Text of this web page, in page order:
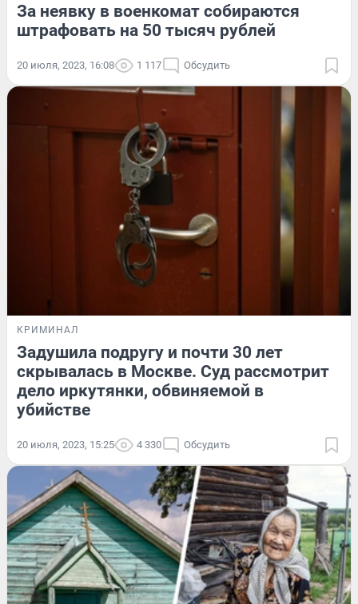
За неявку в военкомат собираются
штрафовать на 50 тысяч рублей
20 июля, 2023, 16:08 1 117 Обсудить
КРИМИНАЛ
Задушила подругу и почти 30 лет
скрывалась в Москве. Суд рассмотрит
дело иркутянки, обвиняемой в
убийстве
20 июля, 2023, 15:25 4 330 Обсудить